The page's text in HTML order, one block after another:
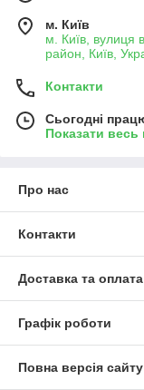
м. Київ
м. Київ, вулиця
район, Київ,
Контакти
Сьогодні
Показати весь
Про нас
Контакти
Доставка та оплата
Графік роботи
Повна версія сайту